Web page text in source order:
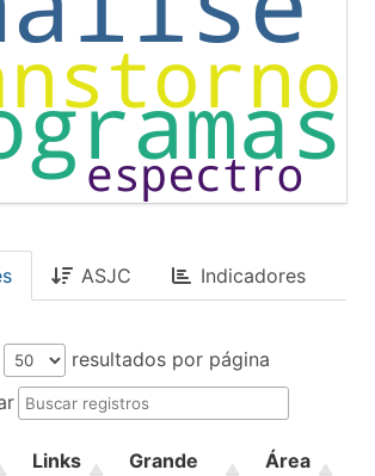
ASJC Indicadores
resultados por página
Links
Grande
Área